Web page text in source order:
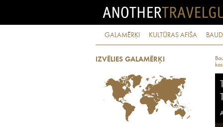
GALAMĒRĶI KULTŪRAS AFIŠA
IZVĒLIES GALAMĒRĶI